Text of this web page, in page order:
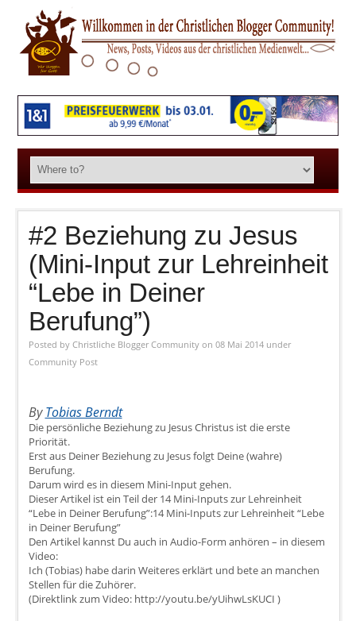
#2 Beziehung zu Jesus
(Mini-Input zur Lehreinheit
“Lebe in Deiner
Berufung”)
Posted by Christliche Blogger Community on 08 Mai 2014 under
Community Post
ByTobias Berndt
Die persönliche Beziehung zu Jesus Christus ist die erste
Priorität.
Erst aus Deiner Beziehung zu Jesus folgt Deine (wahre)
Berufung.
Darum wird es in diesem Mini-Input gehen.
Dieser Artikel ist ein Teil der 14 Mini-Inputs zur Lehreinheit
“Lebe in Deiner Berufung”:14 Mini-Inputs zur Lehreinheit “Lebe
in Deiner Berufung”
Den Artikel kannst Du auch in Audio-Form anhören – in diesem
Video:
Ich (Tobias) habe darin Weiteres erklärt und bete an manchen
Stellen für die Zuhörer.
(Direktlink zum Video: http://youtu.be/yUihwLsKUCI )